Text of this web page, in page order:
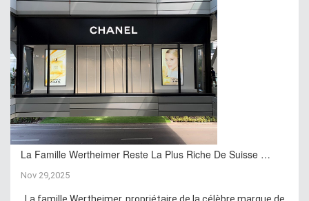
La Famille Wertheimer Reste La Plus Riche De Suisse …
Nov 29,2025
La famille Wertheimer, propriétaire de la célèbre marque de